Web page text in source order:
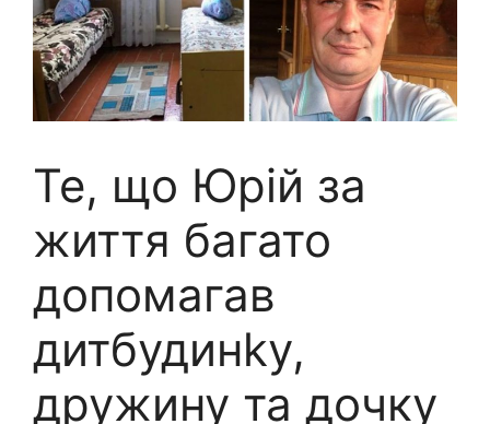
Те, що Юрій за
життя багато
допомагав
дитбудинkу,
дружину та дочку